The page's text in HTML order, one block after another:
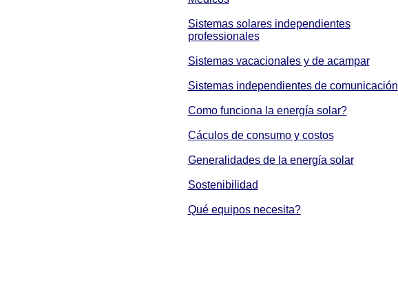
Sistemas solares independientes
professionales
Sistemas vacacionales y de acampar
Sistemas independientes de comunicación
Como funciona la energía solar?
Cáculos de consumo y costos
Generalidades de la energía solar
Sostenibilidad
Qué equipos necesita?